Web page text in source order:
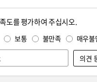
도를 평가하여 주십시오.
보통 불만족 매우불